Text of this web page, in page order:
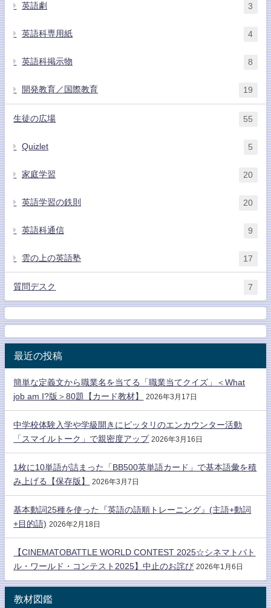
英語劇 3
英語科専用紙 4
英語科掲示物 8
開発教育／国際教育 19
生徒の広場 55
Quizlet 5
家庭学習 20
英語学習の鉄則 20
英語科通信 9
雲の上の英語塾 17
質問デスク 7
最近の投稿
簡単な定義文から職業名を当てる「職業当てクイズ」＜What
job am I?版＞80題【カード教材】
2026年3月17日
中学校体験入学や学級開きにピッタリのエンカウンター活動
「スマイルトーク」で親密度アップ 2026年3月16日
1枚に10単語が詰まった「BB500英単語カード」で基本語彙を積
み上げる【保存版】
2026年3月7日
基本動詞25種を使った『英語の語順トレーニング』(主語+動詞
+目的語) 2026年2月18日
【CINEMATOBATTLE WORLD CONTEST 2025☆シネマトバト
ル・ワールド・コンテスト2025】中止のお詫び 2026年1月6日
教材図鑑